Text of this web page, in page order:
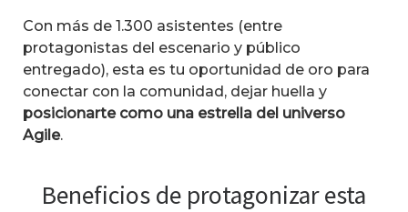
Con más de 1.300 asistentes (entre
protagonistas del escenario y público
entregado), esta es tu oportunidad de oro para
conectar con la comunidad, dejar huella y
posicionarte como una estrella del universo
Agile.
Beneficios de protagonizar esta